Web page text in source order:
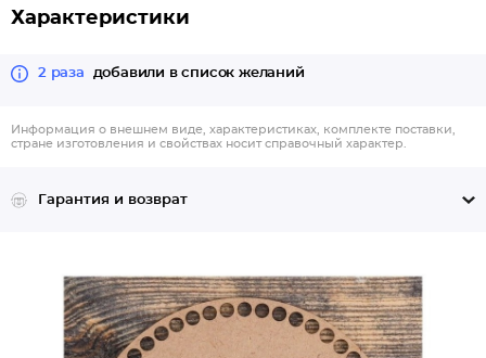
Характеристики
2 раза добавили в список желаний
Информация о внешнем виде, характеристиках, комплекте поставки,
стране изготовления и свойствах носит справочный характер.
Гарантия и возврат